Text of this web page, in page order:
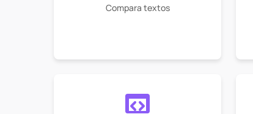
Compara textos